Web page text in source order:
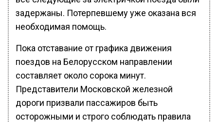
задержаны. Потерпевшему уже оказана вся
необходимая помощь.
Пока отставание от графика движения
поездов на Белорусском направлении
составляет около сорока минут.
Представители Московской железной
дороги призвали пассажиров быть
осторожными и строго соблюдать правила